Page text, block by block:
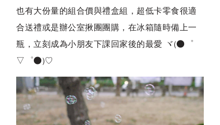
也有大份量的組合價與禮盒組，超低卡零食很適
合送禮或是辦公室揪團團購，在冰箱隨時備上一
瓶，立刻成為小朋友下課回家後的最愛 ヾ(●゜
▽゜●)♡